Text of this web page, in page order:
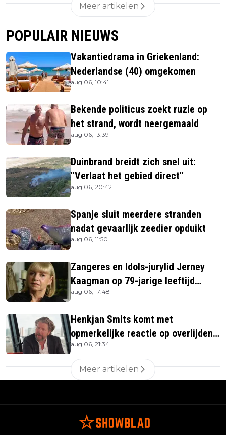
Meer artikelen
POPULAIR NIEUWS
Vakantiedrama in Griekenland:
Nederlandse (40) omgekomen
aug 06, 10:41
Bekende politicus zoekt ruzie op
het strand, wordt neergemaaid
aug 06, 13:39
Duinbrand breidt zich snel uit:
''Verlaat het gebied direct''
aug 06, 20:42
Spanje sluit meerdere stranden
nadat gevaarlijk zeedier opduikt
aug 06, 11:50
Zangeres en Idols-jurylid Jerney
Kaagman op 79-jarige leeftijd
overleden
aug 06, 17:48
Henkjan Smits komt met
opmerkelijke reactie op overlijden
Jerney Kaagman
aug 06, 21:34
Meer artikelen